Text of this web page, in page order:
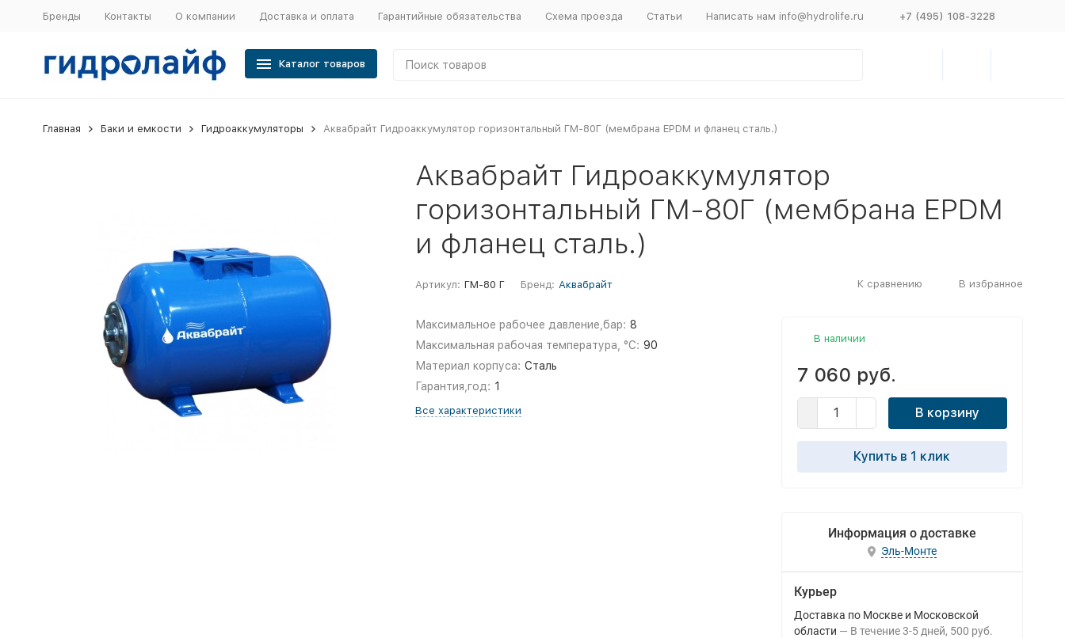
Бренды Контакты О компании Доставка и оплата Гарантийные обязательства Схема проезда Статьи Написать нам info@hydrolife.ru +7 (495) 108-3228
Каталог товаров
Главная Баки и емкости Гидроаккумуляторы Аквабрайт Гидроаккумулятор горизонтальный ГМ-80Г (мембрана EPDM и фланец сталь.)
Аквабрайт Гидроаккумулятор
горизонтальный ГМ-80Г (мембрана EPDM
и фланец сталь.)
Артикул: ГМ-80 Г Бренд: Аквабрайт К сравнению В избранное
Максимальное рабочее давление,бар: 8
Максимальная рабочая температура, °С: 90
Материал корпуса: Сталь
Гарантия,год: 1
Все характеристики
В наличии
7 060 руб.
В корзину
Купить в 1 клик
Информация о доставке
Эль-Монте
Курьер
Доставка по Москве и Московской
области
В течение 3-5 дней 500 руб.